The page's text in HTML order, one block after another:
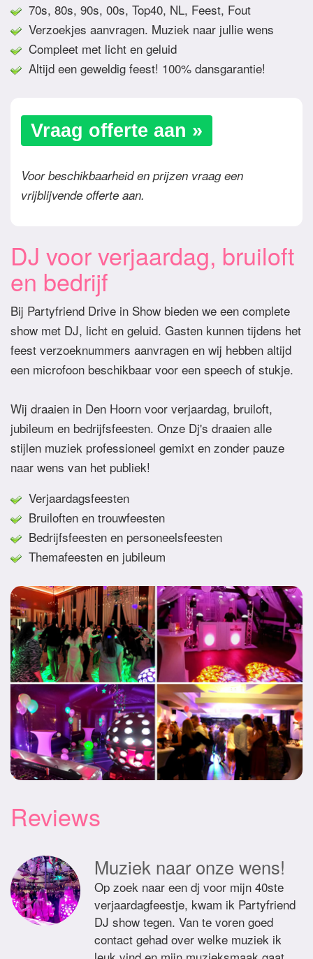
70s, 80s, 90s, 00s, Top40, NL, Feest, Fout
Verzoekjes aanvragen. Muziek naar jullie wens
Compleet met licht en geluid
Altijd een geweldig feest! 100% dansgarantie!
Vraag offerte aan »
Voor beschikbaarheid en prijzen vraag een
vrijblijvende offerte aan.
DJ voor verjaardag, bruiloft
en bedrijf
Bij Partyfriend Drive in Show bieden we een complete
show met DJ, licht en geluid. Gasten kunnen tijdens het
feest verzoeknummers aanvragen en wij hebben altijd
een microfoon beschikbaar voor een speech of stukje.
Wij draaien in Den Hoorn voor verjaardag, bruiloft,
jubileum en bedrijfsfeesten. Onze Dj's draaien alle
stijlen muziek professioneel gemixt en zonder pauze
naar wens van het publiek!
Verjaardagsfeesten
Bruiloften en trouwfeesten
Bedrijfsfeesten en personeelsfeesten
Themafeesten en jubileum
Reviews
Muziek naar onze wens!
Op zoek naar een dj voor mijn 40ste
verjaardagfeestje, kwam ik Partyfriend
DJ show tegen. Van te voren goed
contact gehad over welke muziek ik